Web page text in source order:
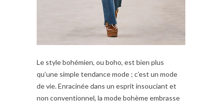
Le style bohémien, ou boho, est bien plus
qu’une simple tendance mode ; c’est un mode
de vie. Enracinée dans un esprit insouciant et
non conventionnel, la mode bohème embrasse